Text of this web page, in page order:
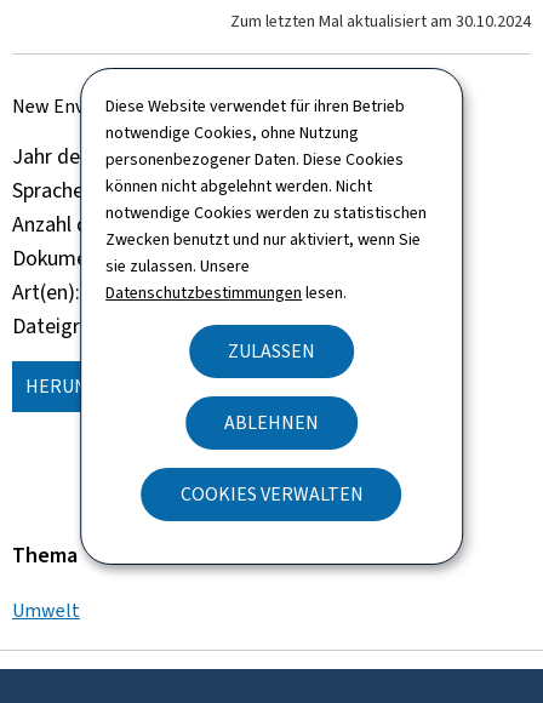
Diese Website verwendet für ihren Betrieb
notwendige Cookies, ohne Nutzung
personenbezogener Daten. Diese Cookies
können nicht abgelehnt werden. Nicht
notwendige Cookies werden zu statistischen
Zwecken benutzt und nur aktiviert, wenn Sie
sie zulassen. Unsere
Datenschutzbestimmungen lesen.
ZULASSEN
ABLEHNEN
COOKIES VERWALTEN
Zum letzten Mal aktualisiert am 30.10.2024
New Environmental Statement 2023
Jahr der Veröffentlichung 2023
Sprache(n) Englisch
Anzahl der Seiten 56 seite(n)
Dokumentformat Pdf
Art(en)
Broschüre Buch
Dateigröße
10,86 MB
HERUNTERLADEN (EN, PDF - 10,86 MB)
Thema
Umwelt